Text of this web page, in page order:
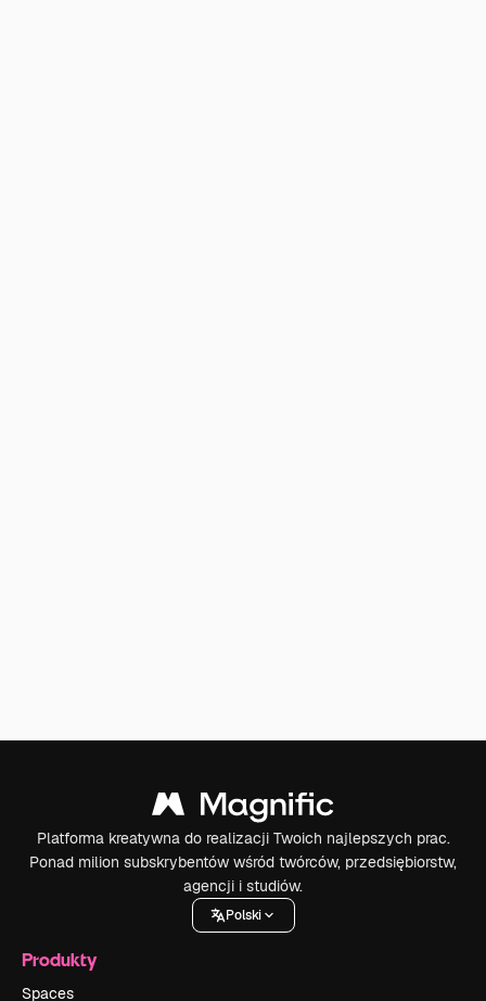
Platforma kreatywna do realizacji Twoich najlepszych prac.
Ponad milion subskrybentów wśród twórców, przedsiębiorstw,
agencji i studiów.
Polski
Produkty
Spaces